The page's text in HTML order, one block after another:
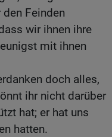
Feinden
wir ihnen ihre
mit ihnen
doch alles,
ihr nicht darüber
hat; er hat uns
hatten.